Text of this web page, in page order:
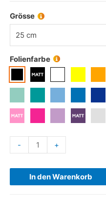
Grösse
25 cm
Folienfarbe
- +
In den Warenkorb